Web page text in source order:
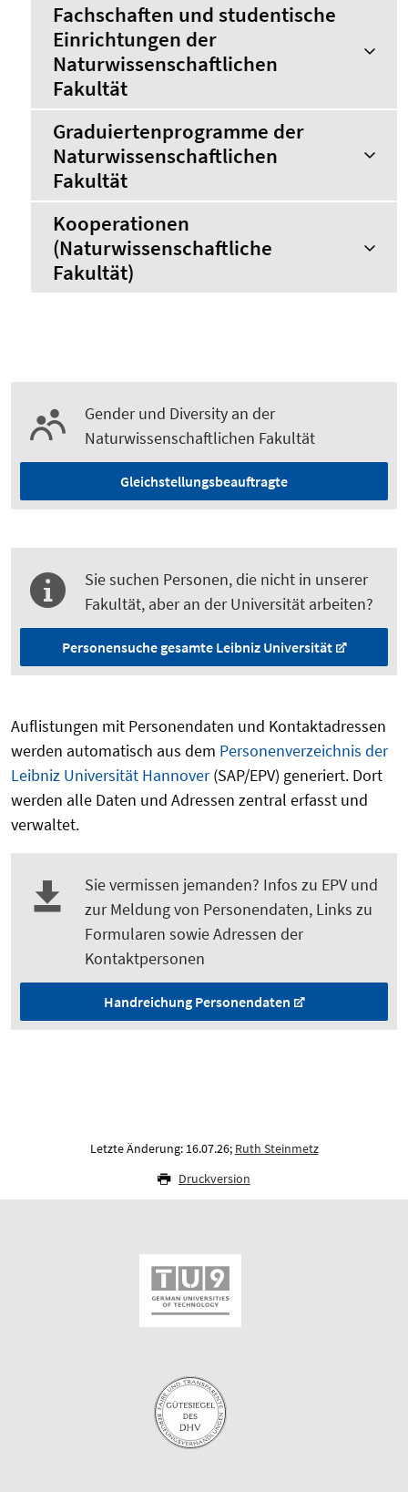
Fachschaften und studentische
Einrichtungen der
Naturwissenschaftlichen
Fakultät
Graduiertenprogramme der
Naturwissenschaftlichen
Fakultät
Kooperationen
(Naturwissenschaftliche
Fakultät)
Gender und Diversity an der
Naturwissenschaftlichen Fakultät
Gleichstellungs­beauftragte
Sie suchen Personen, die nicht in unserer
Fakultät, aber an der Universität arbeiten?
Personensuche gesamte Leibniz Universität
Auflistungen mit Personendaten und Kontaktadressen
werden automatisch aus dem Personenverzeichnis der
Leibniz Universität Hannover(SAP/EPV) generiert. Dort
werden alle Daten und Adressen zentral erfasst und
verwaltet.
Sie vermissen jemanden? Infos zu EPV und
zur Meldung von Personendaten, Links zu
Formularen sowie Adressen der
Kontaktpersonen
Handreichung Personendaten
Letzte Änderung: 16.07.26; Ruth Steinmetz
Druckversion